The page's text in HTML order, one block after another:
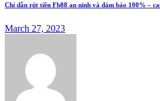
Chỉ dẫn rút tiền Fb88 an ninh và đảm bảo 100% –
March 27, 2023